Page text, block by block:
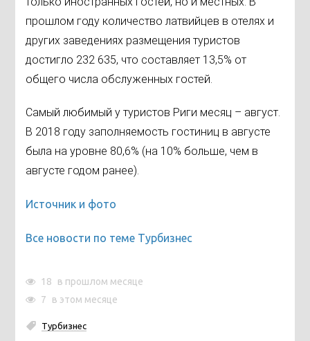
прошлом году количество латвийцев в отелях и
других заведениях размещения туристов
достигло 232 635, что составляет 13,5% от
общего числа обслуженных гостей.
Самый любимый у туристов Риги месяц – август.
В 2018 году заполняемость гостиниц в августе
была на уровне 80,6% (на 10% больше, чем в
августе годом ранее).
Источник и фото
Все новости по теме Турбизнес
18
в прошлом месяце
7
в этом месяце
Турбизнес